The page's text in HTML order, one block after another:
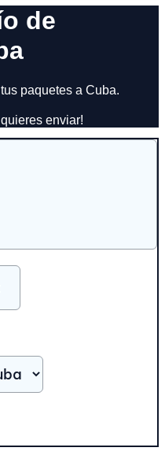
de
paquetes a Cuba.
enviar!